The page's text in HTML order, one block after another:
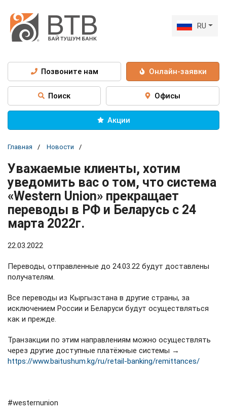
RU
Позвоните нам Онлайн-заявки
Поиск Офисы
Акции
Главная Новости
Уважаемые клиенты, хотим
уведомить вас о том, что система
«Western Union» прекращает
переводы в РФ и Беларусь с 24
марта 2022г.
22.03.2022
Переводы, отправленные до 24.03.22 будут доставлены
получателям.⁣⁣⁣⁣⠀
⁣⁣⁣⁣Все переводы из Кыргызстана в другие страны, за
исключением России и Беларуси будут осуществляться
как и прежде.⁣⁣⁣⁣⠀
⁣⁣Транзакции по этим направлениям можно осуществлять
через другие доступные платёжные системы →
https://www.baitushum.kg/ru/retail-banking/remittances/
#westernunion⁣⁣⁣⁣⠀